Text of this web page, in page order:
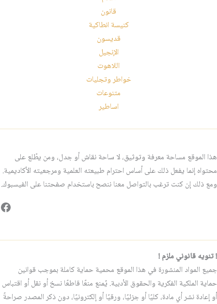
قانون
كنيسة انطاكية
قديسون
الإنجيل
اللاهوت
خواطر وتجليات
متنوعات
اساطير
هذا الموقع مساحة معرفة وتوثيق، لا ساحة نقاش أو جدل، ومن يطّلع على
محتواه إنما يفعل ذلك على أساس احترام طبيعته العلمية ومرجعيته الأكاديمية.
ومع ذلك إن كنت ترغب بالتواصل معنا ننصح باستخدام صفحتنا على الفيسبوك.
! تنويه قانوني ملزم !
جميع المواد المنشورة في هذا الموقع محمية حماية كاملة بموجب قوانين
حماية الملكية الفكرية والحقوق الأدبية. يُمنع منعًا قاطعًا نسخ أو نقل أو اقتباس
أو إعادة نشر أي مادة، كليًا أو جزئيًا، ورقيًا أو إلكترونيًا، دون ذكر المصدر صراحةً